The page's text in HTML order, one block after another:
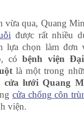
vừa qua, Quang
được rất nhiều
lựa chọn làm đơn
cóbệnh viện
là một trong
cửa lưới Quang
cửa chống côn
viện.